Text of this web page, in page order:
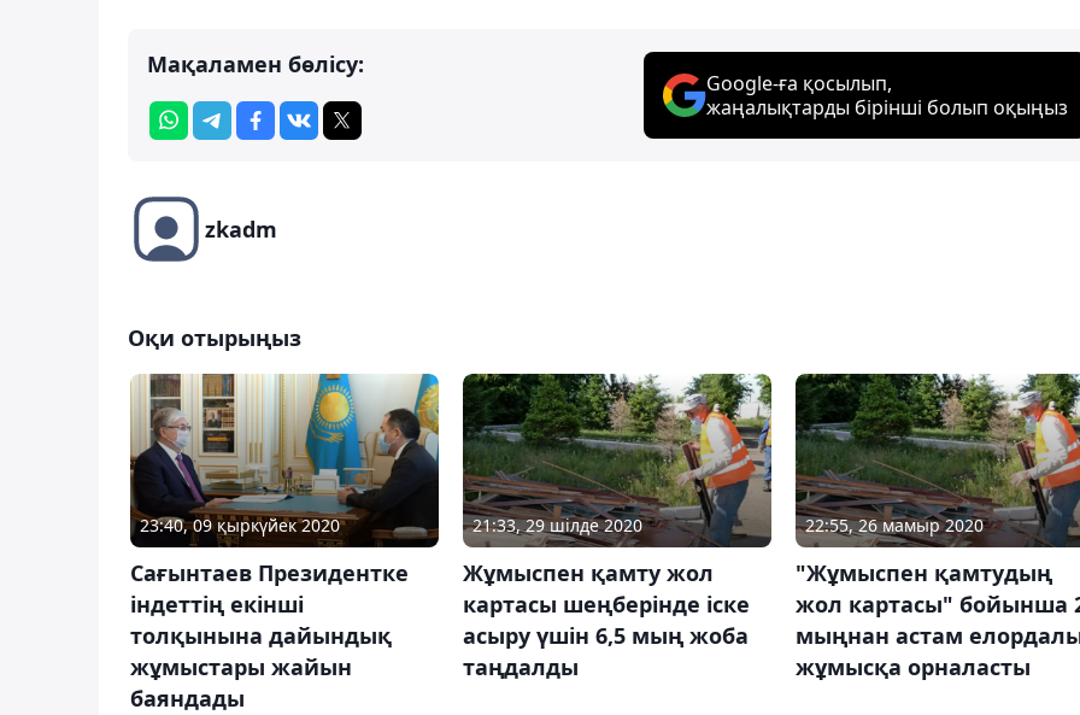
Мақаламен бөлісу:
Google-ға қосылып,
жаңалықтарды бірінші болып оқыңыз
zkadm
Оқи отырыңыз
23:40, 09 қыркүйек 2020
Сағынтаев Президентке
індеттің екінші
толқынына дайындық
жұмыстары жайын
баяндады
21:33, 29 шілде 2020
Жұмыспен қамту жол
картасы шеңберінде іске
асыру үшін 6,5 мың жоба
таңдалды
22:55, 26 мамыр 2020
"Жұмыспен қамтудың
жол картасы" бойынша
мыңнан астам
жұмысқа орналасты